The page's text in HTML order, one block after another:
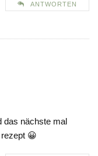
ANTWORTEN
das nächste mal
😀